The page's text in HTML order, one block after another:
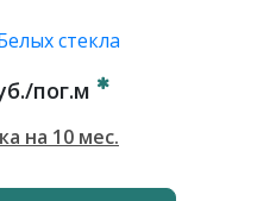
пог.м
на 10 мес.